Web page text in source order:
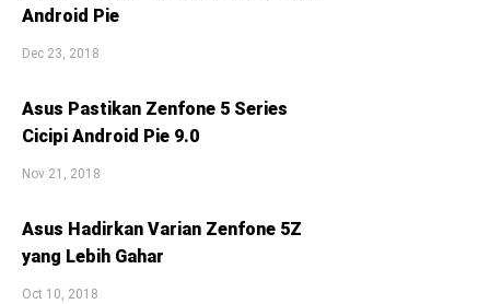
Android Pie
Dec 23, 2018
Asus Pastikan Zenfone 5 Series
Cicipi Android Pie 9.0
Nov 21, 2018
Asus Hadirkan Varian Zenfone 5Z
yang Lebih Gahar
Oct 10, 2018